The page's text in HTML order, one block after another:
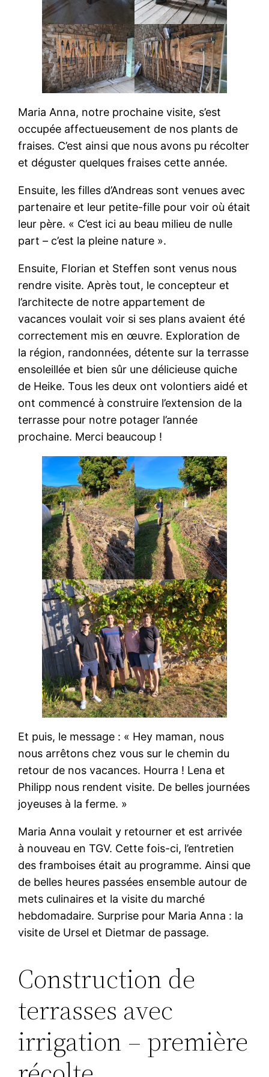
Maria Anna, notre prochaine visite, s’est
occupée affectueusement de nos plants de
fraises. C’est ainsi que nous avons pu récolter
et déguster quelques fraises cette année.
Ensuite, les filles d’Andreas sont venues avec
partenaire et leur petite-fille pour voir où était
leur père. « C’est ici au beau milieu de nulle
part – c’est la pleine nature ».
Ensuite, Florian et Steffen sont venus nous
rendre visite. Après tout, le concepteur et
l’architecte de notre appartement de
vacances voulait voir si ses plans avaient été
correctement mis en œuvre. Exploration de
la région, randonnées, détente sur la terrasse
ensoleillée et bien sûr une délicieuse quiche
de Heike. Tous les deux ont volontiers aidé et
ont commencé à construire l’extension de la
terrasse pour notre potager l’année
prochaine. Merci beaucoup !
Et puis, le message : « Hey maman, nous
nous arrêtons chez vous sur le chemin du
retour de nos vacances. Hourra ! Lena et
Philipp nous rendent visite. De belles journées
joyeuses à la ferme. »
Maria Anna voulait y retourner et est arrivée
à nouveau en TGV. Cette fois-ci, l’entretien
des framboises était au programme. Ainsi que
de belles heures passées ensemble autour de
mets culinaires et la visite du marché
hebdomadaire. Surprise pour Maria Anna : la
visite de Ursel et Dietmar de passage.
Construction de
terrasses avec
irrigation – première